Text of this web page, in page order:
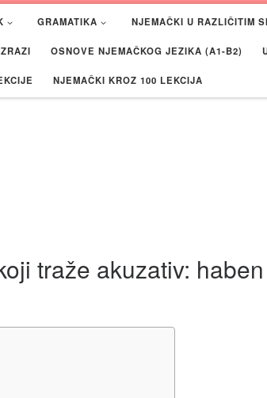
GRAMATIKA NJEMAČKI U RAZLIČITIM
OSNOVE NJEMAČKOG JEZIKA (A1-B2)
NJEMAČKI KROZ 100 LEKCIJA
traže akuzativ: